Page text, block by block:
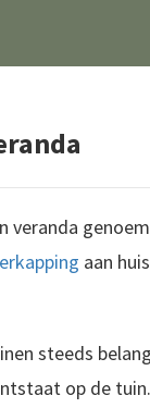
aan
steeds
op de